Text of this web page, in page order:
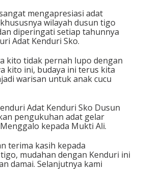
mengapresiasi adat
wilayah dusun tigo
diperingati setiap tahunnya
Adat Kenduri Sko.
kito tidak pernah lupo dengan
kito ini, budaya ini terus kita
warisan untuk anak cucu
Adat Kenduri Sko Dusun
pengukuhan adat gelar
kepada Mukti Ali.
terima kasih kepada
mudahan dengan Kenduri ini
damai. Selanjutnya kami